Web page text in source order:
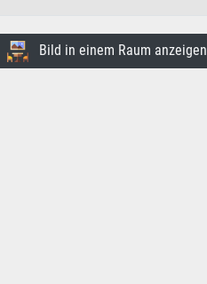
Bild in einem Raum anzeigen